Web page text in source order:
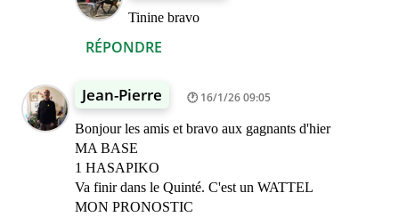
RÉPONDRE
Tinine bravo
Jean-Pierre 16/1/26 09:05
Bonjour les amis et bravo aux gagnants d'hier
MA BASE
1 HASAPIKO
Va finir dans le Quinté. C'est un WATTEL
MON PRONOSTIC